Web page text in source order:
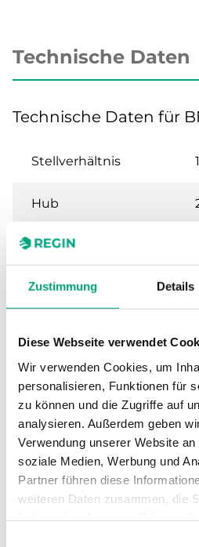
Zustimmung Details
Diese Webseite verwendet
Wir verwenden Cookies, um
personalisieren, Funktionen für
zu können und die Zugriffe auf
analysieren. Außerdem geben
Verwendung unserer Website
soziale Medien, Werbung und
Partner führen diese
weiteren Daten zusammen, die
Technische Daten
Technische Daten für
Stellverhältnis
Hub
Nennweite
Kvs
Anschluss
Medientemperatur
Ventiltyp